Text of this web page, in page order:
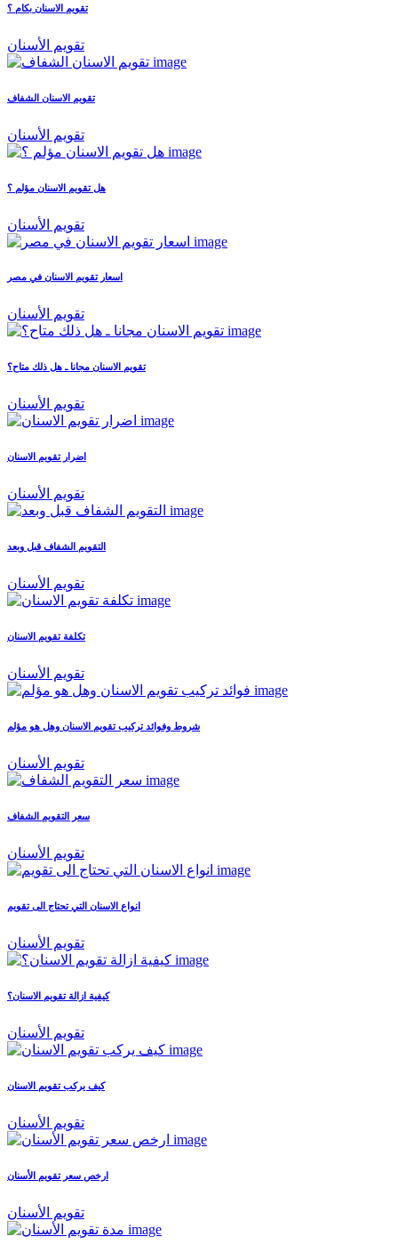
تقويم الاسنان بكام ؟
تقويم الأسنان
تقويم الاسنان الشفاف
تقويم الأسنان
هل تقويم الاسنان مؤلم ؟
تقويم الأسنان
اسعار تقويم الاسنان في مصر
تقويم الأسنان
تقويم الاسنان مجانا ـ هل ذلك متاح؟
تقويم الأسنان
اضرار تقويم الاسنان
تقويم الأسنان
التقويم الشفاف قبل وبعد
تقويم الأسنان
تكلفة تقويم الاسنان
تقويم الأسنان
شروط وفوائد تركيب تقويم الاسنان وهل هو مؤلم
تقويم الأسنان
سعر التقويم الشفاف
تقويم الأسنان
انواع الاسنان التي تحتاج الى تقويم
تقويم الأسنان
كيفية ازالة تقويم الاسنان؟
تقويم الأسنان
كيف يركب تقويم الاسنان
تقويم الأسنان
ارخص سعر تقويم الأسنان
تقويم الأسنان